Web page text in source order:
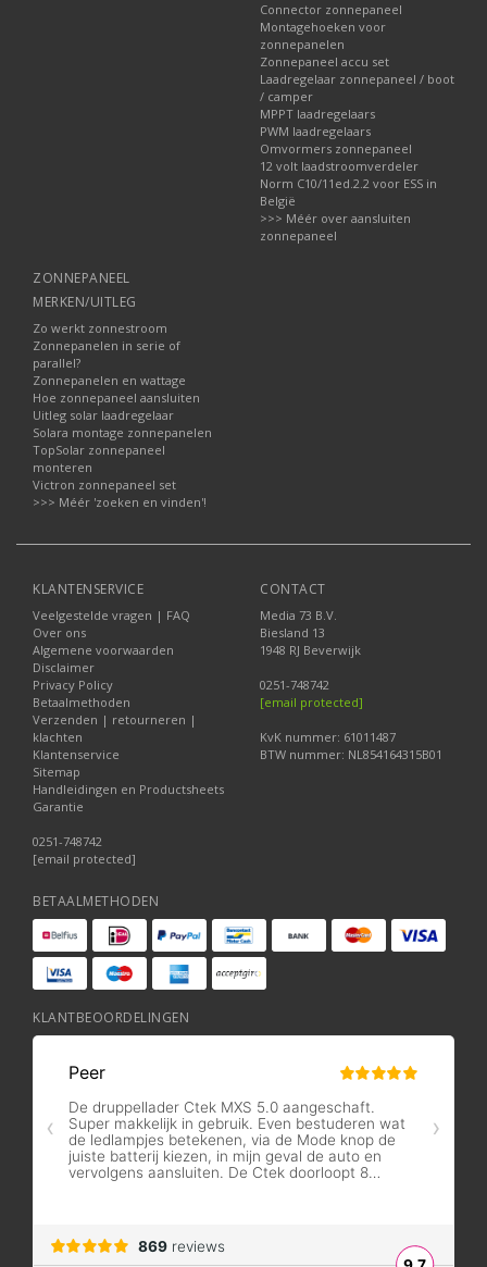
Connector zonnepaneel
Montagehoeken voor
zonnepanelen
Zonnepaneel accu set
Laadregelaar zonnepaneel / boot
/ camper
MPPT laadregelaars
PWM laadregelaars
Omvormers zonnepaneel
12 volt laadstroomverdeler
Norm C10/11ed.2.2 voor ESS in
België
>>> Méér over aansluiten
zonnepaneel
ZONNEPANEEL
MERKEN/UITLEG
Zo werkt zonnestroom
Zonnepanelen in serie of
parallel?
Zonnepanelen en wattage
Hoe zonnepaneel aansluiten
Uitleg solar laadregelaar
Solara montage zonnepanelen
TopSolar zonnepaneel
monteren
Victron zonnepaneel set
>>> Méér 'zoeken en vinden'!
KLANTENSERVICE
Veelgestelde vragen | FAQ
Over ons
Algemene voorwaarden
Disclaimer
Privacy Policy
Betaalmethoden
Verzenden | retourneren |
klachten
Klantenservice
Sitemap
Handleidingen en Productsheets
Garantie
0251-748742
[email protected]
CONTACT
Media 73 B.V.
Biesland 13
1948 RJ Beverwijk
0251-748742
[email protected]
KvK nummer: 61011487
BTW nummer: NL854164315B01
BETAALMETHODEN
KLANTBEOORDELINGEN